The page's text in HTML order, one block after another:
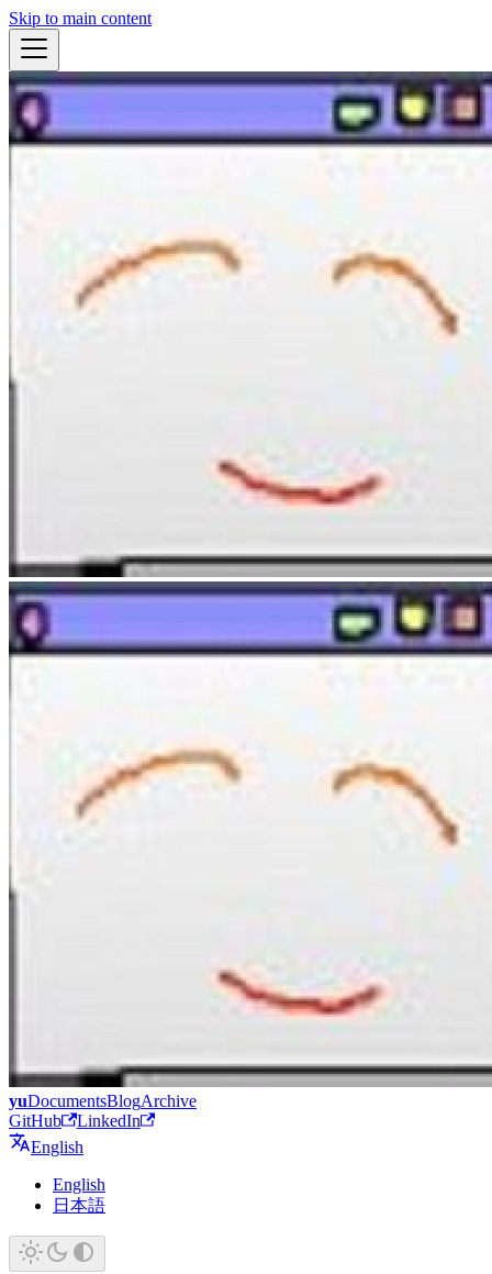
Skip to main content
yuDocumentsBlogArchive
GitHub
LinkedIn
English
English
日本語